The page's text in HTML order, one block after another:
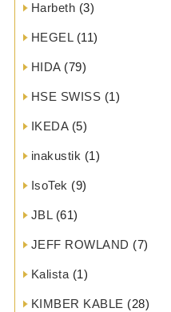
Harbeth (3)
HEGEL(11)
HIDA(79)
HSE SWISS (1)
IKEDA(5)
inakustik (1)
IsoTek (9)
JBL(61)
JEFF ROWLAND (7)
Kalista (1)
KIMBER KABLE (28)